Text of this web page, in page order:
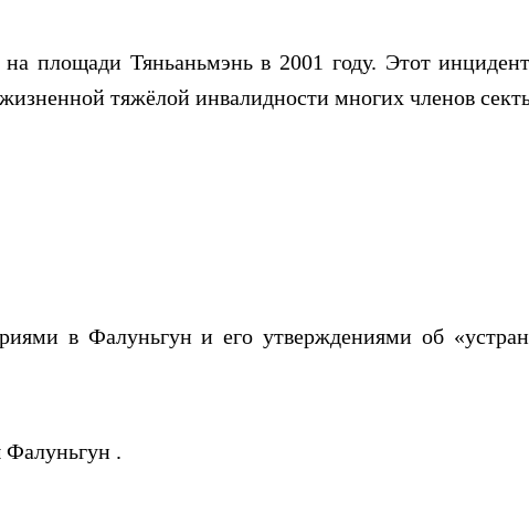
площади Тяньаньмэнь в 2001 году. Этот
тяжёлой инвалидности многих членов
в Фалуньгун и его утверждениями об
Фалуньгун .